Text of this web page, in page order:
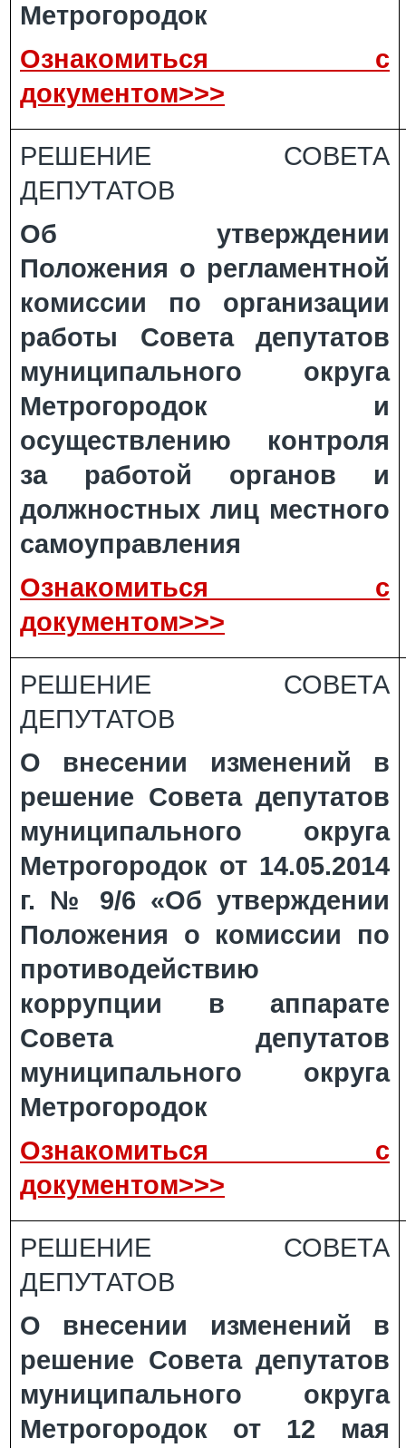
Метрогородок
Ознакомиться с
документом>>>
РЕШЕНИЕ СОВЕТА
ДЕПУТАТОВ
Об утверждении
Положения о регламентной
комиссии по организации
работы Совета депутатов
муниципального округа
Метрогородок и
осуществлению контроля
за работой органов и
должностных лиц местного
самоуправления
Ознакомиться с
документом>>>
РЕШЕНИЕ СОВЕТА
ДЕПУТАТОВ
О внесении изменений в
решение Совета депутатов
муниципального округа
Метрогородок от 14.05.2014
г. № 9/6 «Об утверждении
Положения о комиссии по
противодействию
коррупции в аппарате
Совета депутатов
муниципального округа
Метрогородок
Ознакомиться с
документом>>>
РЕШЕНИЕ СОВЕТА
ДЕПУТАТОВ
О внесении изменений в
решение Совета депутатов
муниципального округа
Метрогородок от 12 мая